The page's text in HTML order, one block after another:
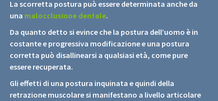
La scorretta postura può essere determinata anche da
una malocclusione dentale.
Da quanto detto si evince che la postura dell’uomo è in
costante e progressiva modificazione e una postura
corretta può disallinearsi a qualsiasi età, come pure
essere recuperata.
Gli effetti di una postura inquinata e quindi della
retrazione muscolare si manifestano a livello articolare